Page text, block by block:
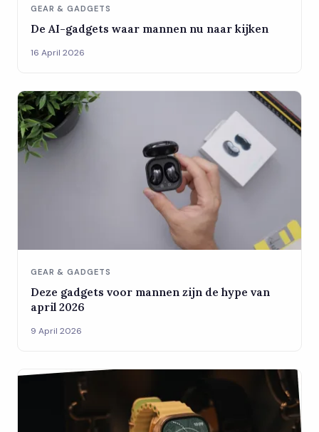
GEAR & GADGETS
De AI-gadgets waar mannen nu naar kijken
16 April 2026
GEAR & GADGETS
Deze gadgets voor mannen zijn de hype van
april 2026
9 April 2026